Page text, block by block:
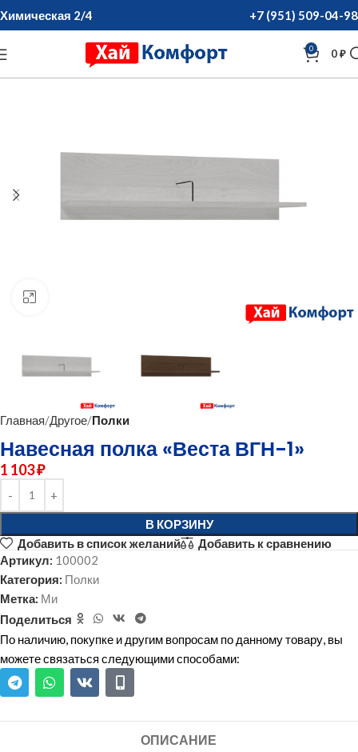
Химическая 2/4 +7 (951) 509-04-98
0 0₽
Главная Другое Полки
Навесная полка «Веста ВГН-1»
1 103₽
В КОРЗИНУ
Добавить в список желаний
Добавить к сравнению
Артикул: 100002
Категория: Полки
Метка: Ми
Поделиться
По наличию, покупке и другим вопросам по данному товару, вы
можете связаться следующими способами:
ОПИСАНИЕ